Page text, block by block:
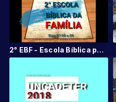
2° EBF - Escola Bíblica para a FAMÍLIA